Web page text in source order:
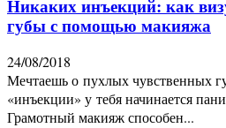
Никаких инъекций: как
губы с помощью макияжа
24/08/2018
Мечтаешь о пухлых чувственных
«инъекции» у тебя начинается
Грамотный макияж способен...